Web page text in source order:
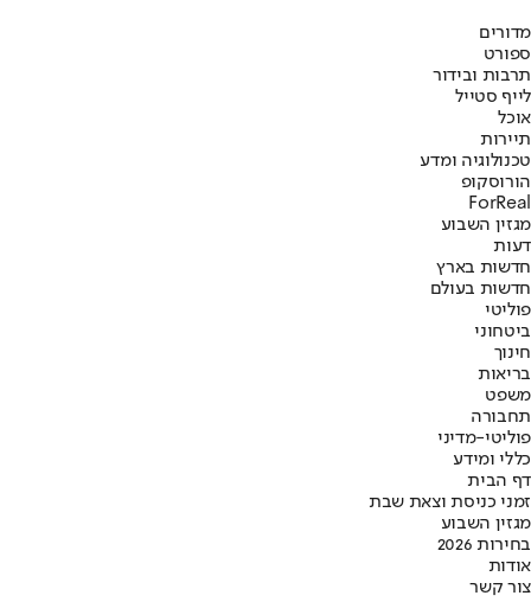
מדורים
ספורט
תרבות ובידור
לייף סטייל
אוכל
תיירות
טכנולוגיה ומדע
הורוסקופ
ForReal
מגזין השבוע
דעות
חדשות בארץ
חדשות בעולם
פוליטי
ביטחוני
חינוך
בריאות
משפט
תחבורה
פוליטי-מדיני
כללי ומידע
דף הבית
זמני כניסת וצאת שבת
מגזין השבוע
בחירות 2026
אודות
צור קשר